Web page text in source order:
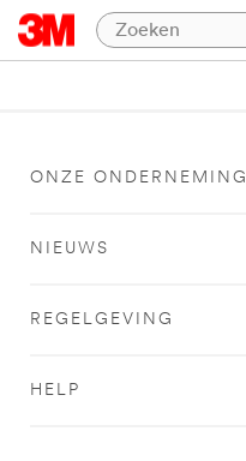
ONZE ONDERNEMING
NIEUWS
REGELGEVING
HELP